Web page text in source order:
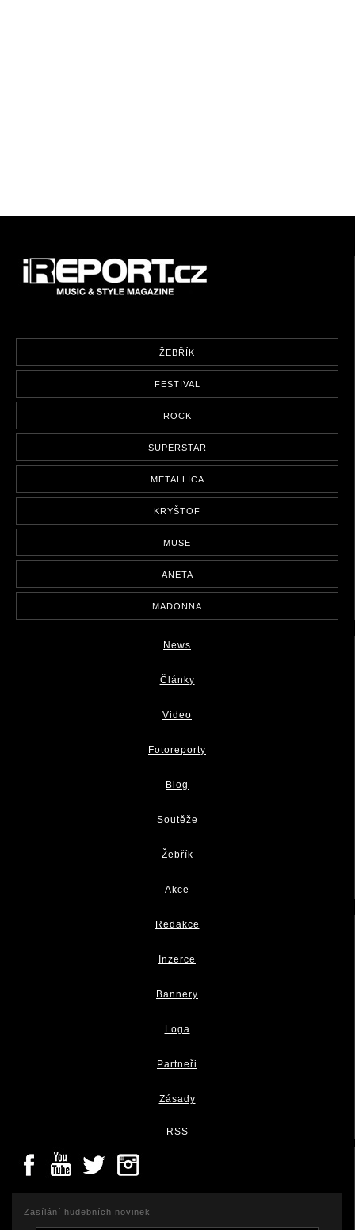
ŽEBŘÍK
FESTIVAL
ROCK
SUPERSTAR
METALLICA
KRYŠTOF
MUSE
ANETA
MADONNA
News
Články
Video
Fotoreporty
Blog
Soutěže
Žebřík
Akce
Redakce
Inzerce
Bannery
Loga
Partneři
Zásady
RSS
Zasílání hudebních novinek